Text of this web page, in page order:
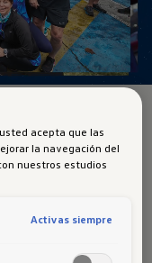
fechas:
12 de
acepta que las
la navegación del
nuestros estudios
Activas siempre